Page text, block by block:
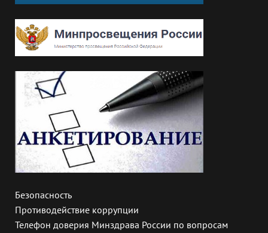
Безопасность
Противодействие коррупции
Телефон доверия Минздрава России по вопросам